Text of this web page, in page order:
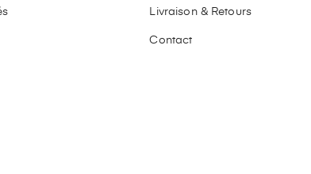
Livraison & Retours
Contact